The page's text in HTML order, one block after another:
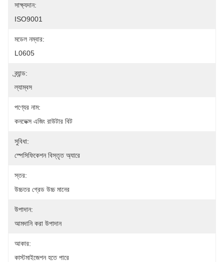
সাক্ষ্যদান:
ISO9001
মডেল নম্বার:
L0605
ব্র্যান্ড:
ল্যাম্বস
পণ্যের নাম:
কনভেক্স এজিং রাউটার বিট
সুবিধা:
স্পেসিফিকেশন বিস্তৃত অ্যারে
স্তর:
উচ্চতর গ্রেড উচ্চ মানের
উপাদান:
আমদানি করা উপাদান
আকার:
কাস্টমাইজেশন হতে পারে